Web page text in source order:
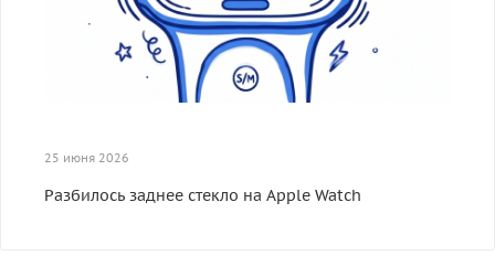
25 июня 2026
Разбилось заднее стекло на Apple Watch